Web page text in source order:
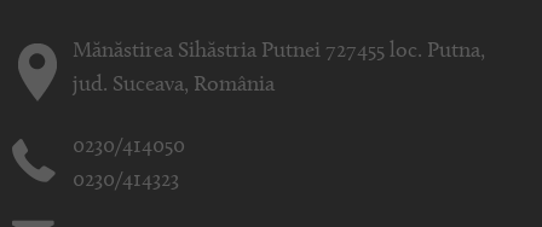
Mănăstirea Sihăstria Putnei 727455 loc. Putna,
jud. Suceava, România
0230/414050
0230/414323